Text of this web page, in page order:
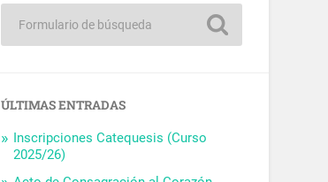
ÚLTIMAS ENTRADAS
Inscripciones Catequesis (Curso
2025/26)